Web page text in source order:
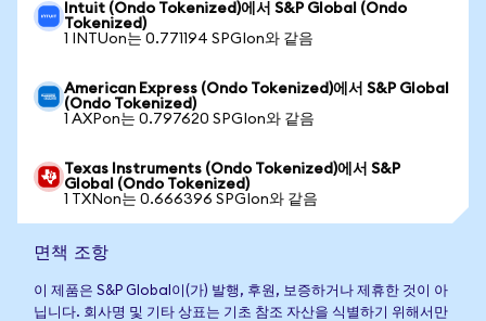
Intuit (Ondo Tokenized)에서 S&P Global (Ondo
Tokenized)
1 INTUon는 0.771194 SPGIon와 같음
American Express (Ondo Tokenized)에서 S&P Global
(Ondo Tokenized)
1 AXPon는 0.797620 SPGIon와 같음
Texas Instruments (Ondo Tokenized)에서 S&P
Global (Ondo Tokenized)
1 TXNon는 0.666396 SPGIon와 같음
면책 조항
이 제품은 S&P Global이(가) 발행, 후원, 보증하거나 제휴한 것이 아
닙니다. 회사명 및 기타 상표는 기초 참조 자산을 식별하기 위해서만